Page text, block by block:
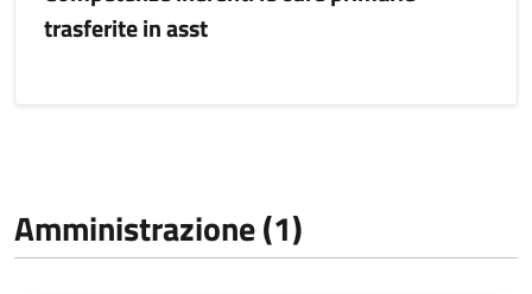
trasferite in asst
Amministrazione (1)